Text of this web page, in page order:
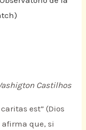
Castilhos
est” (Dios
afirma que, si